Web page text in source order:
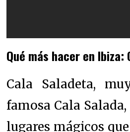
Qué más hacer en Ibiza:
Cala Saladeta,
famosa Cala
lugares mágicos